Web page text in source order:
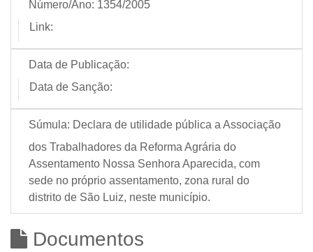
Número/Ano: 1354/2005
Link:
Data de Publicação:
Data de Sanção:
Súmula: Declara de utilidade pública a Associação
dos Trabalhadores da Reforma Agrária do
Assentamento Nossa Senhora Aparecida, com
sede no próprio assentamento, zona rural do
distrito de São Luiz, neste município.
Documentos